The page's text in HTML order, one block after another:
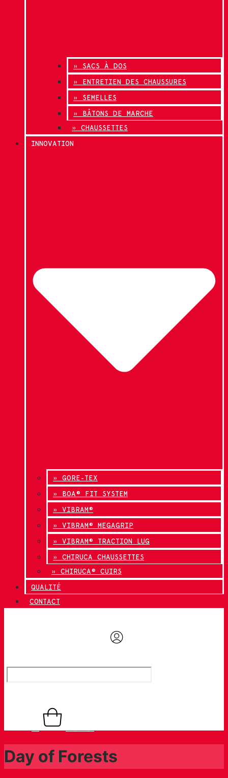
» SACS À DOS
» ENTRETIEN DES CHAUSSURES
» SEMELLES
» BÂTONS DE MARCHE
» CHAUSSETTES
INNOVATION
» GORE-TEX
» BOA® FIT SYSTEM
» VIBRAM®
» VIBRAM® MEGAGRIP
» VIBRAM® TRACTION LUG
» CHIRUCA CHAUSSETTES
» CHIRUCA® CUIRS
QUALITÉ
CONTACT
Day of Forests